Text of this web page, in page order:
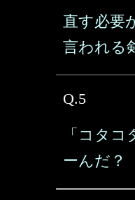
直す必要
言われる
Q.5
「コタ
ーんだ？